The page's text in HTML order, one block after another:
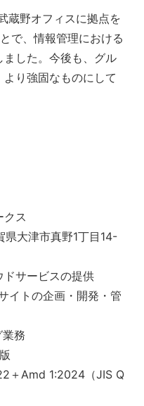
蔵野オフィスに拠点を
で、情報管理における
した。今後も、グル
り強固なものにして
クス
大津市真野1丁目14-
サービスの提供
の企画・開発・管
務
＋Amd 1:2024（JIS Q